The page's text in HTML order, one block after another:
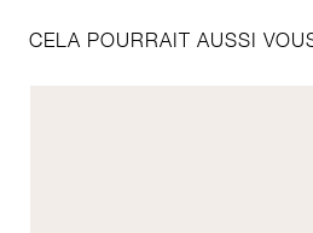
CELA POURRAIT AUSSI